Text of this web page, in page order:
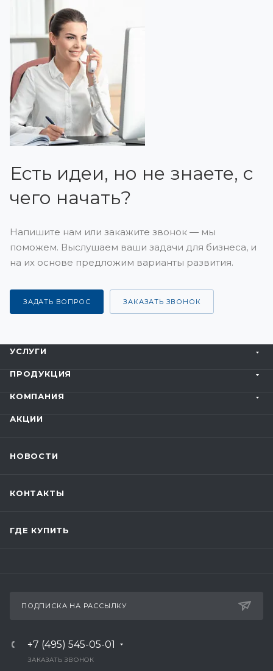
Есть идеи, но не знаете, с
чего начать?
Напишите нам или закажите звонок — мы
поможем. Выслушаем ваши задачи для бизнеса, и
на их основе предложим варианты развития.
ЗАДАТЬ ВОПРОС ЗАКАЗАТЬ ЗВОНОК
УСЛУГИ
ПРОДУКЦИЯ
КОМПАНИЯ
АКЦИИ
НОВОСТИ
КОНТАКТЫ
ГДЕ КУПИТЬ
ПОДПИСКА НА РАССЫЛКУ
+7 (495) 545-05-01
ЗАКАЗАТЬ ЗВОНОК